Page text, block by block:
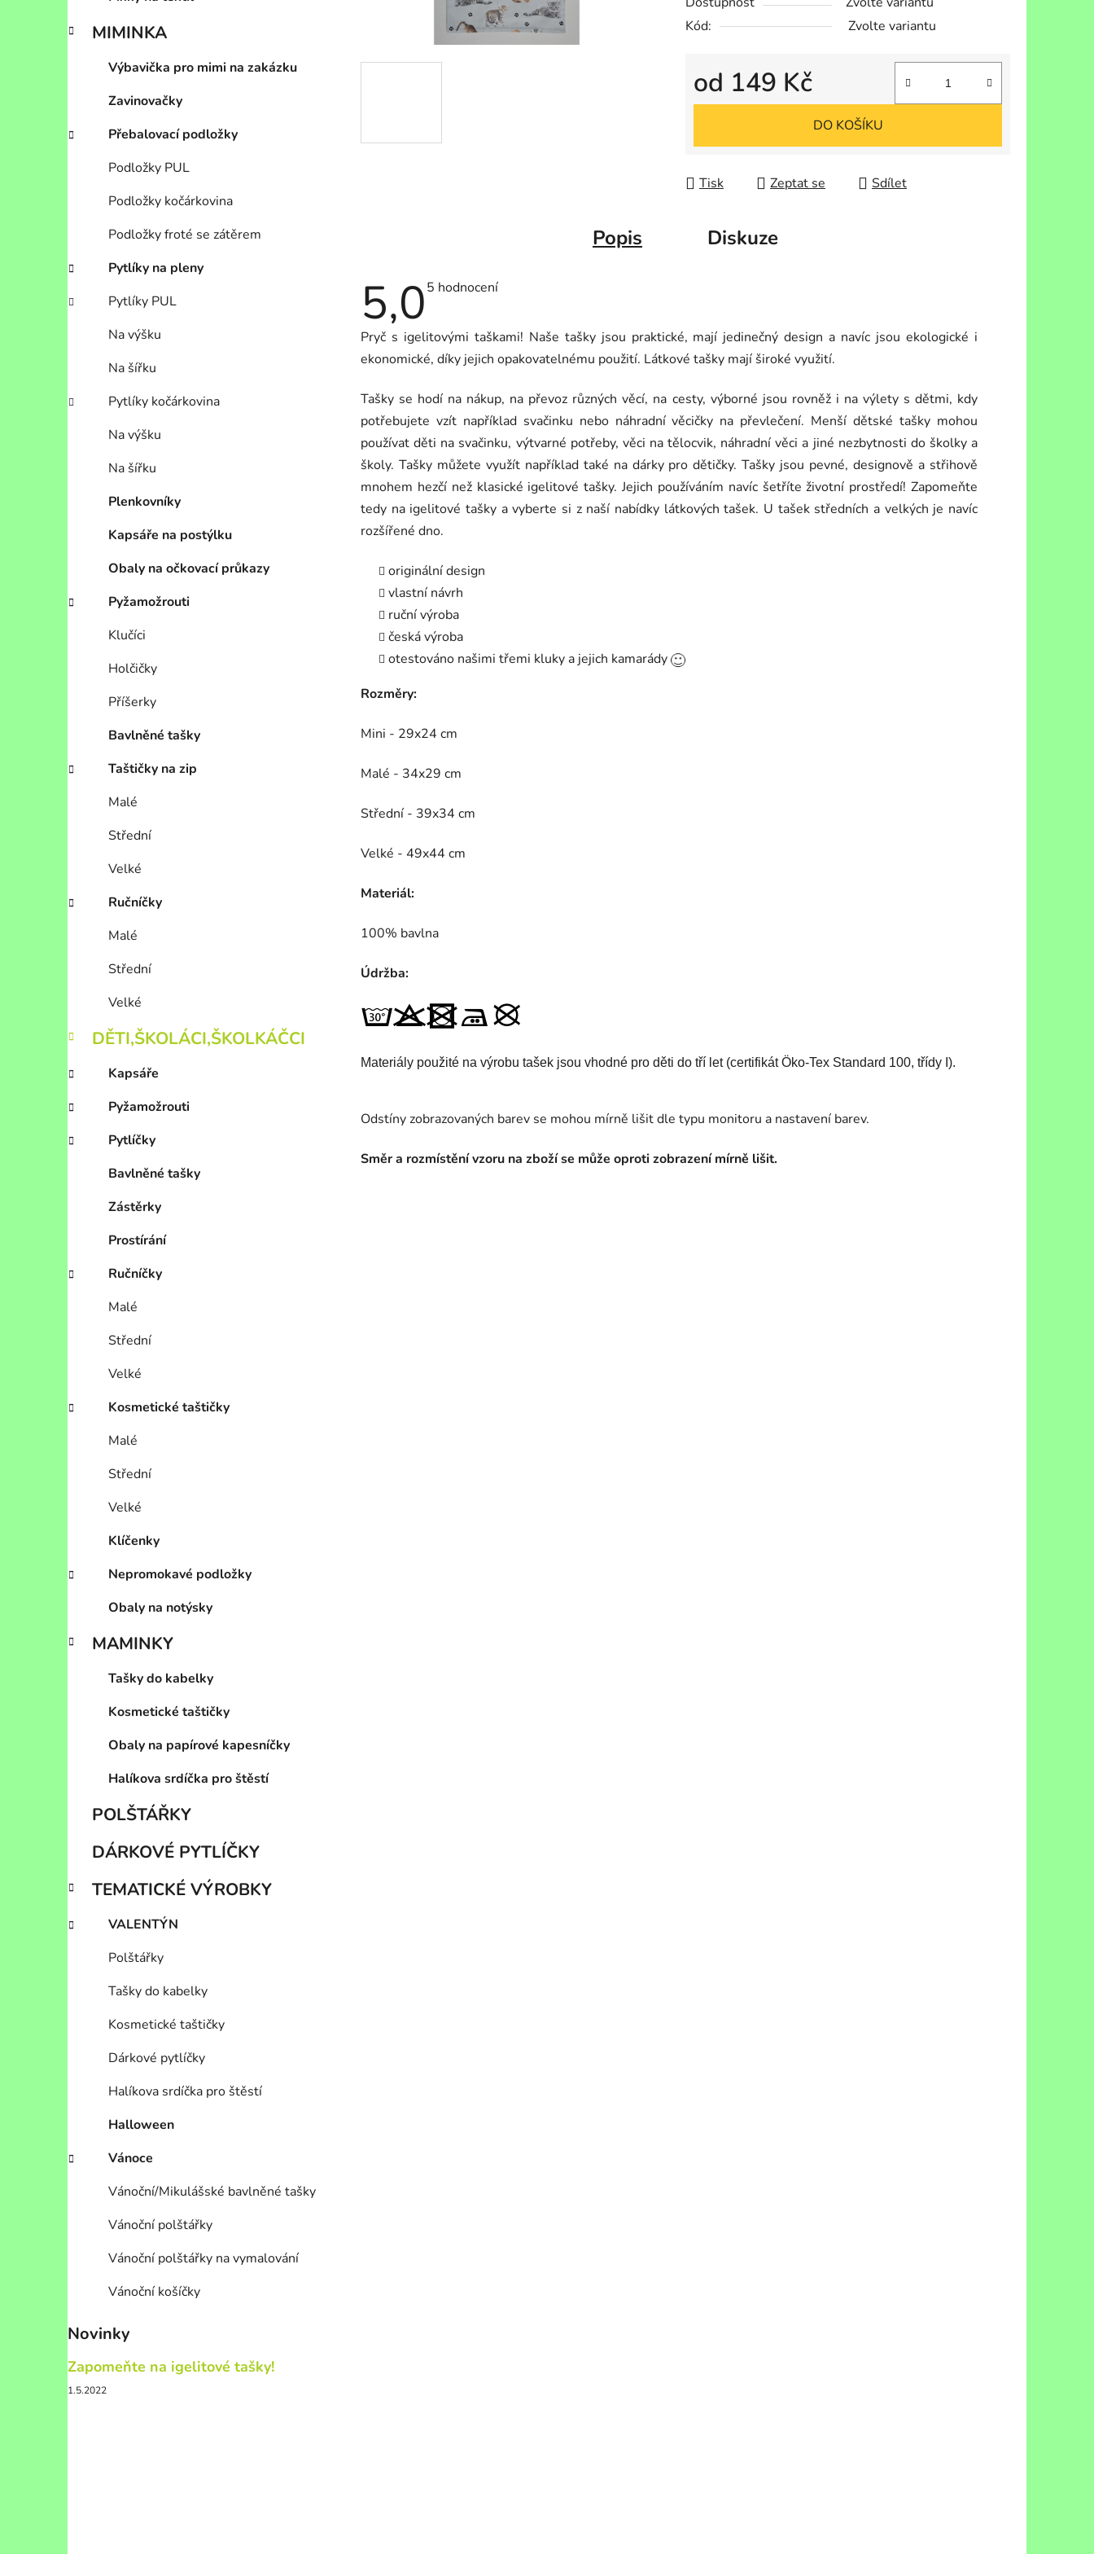
a
MIMINKA
Výbavička pro mimi na zakázku
Zavinovačky
Přebalovací podložky
Podložky PUL
Podložky kočárkovina
Podložky froté se zátěrem
Pytlíky na pleny
Pytlíky PUL
Na výšku
Na šířku
Pytlíky kočárkovina
Na výšku
Na šířku
Plenkovníky
Kapsáře na postýlku
Obaly na očkovací průkazy
Pyžamožrouti
Klučíci
Holčičky
Příšerky
Bavlněné tašky
Taštičky na zip
Malé
Střední
Velké
Ručníčky
Malé
Střední
Velké
DĚTI,ŠKOLÁCI,ŠKOLKÁČCI
Kapsáře
Pyžamožrouti
Pytlíčky
Bavlněné tašky
Zástěrky
Prostírání
Ručníčky
Malé
Střední
Velké
Kosmetické taštičky
Malé
Střední
Velké
Klíčenky
Nepromokavé podložky
Obaly na notýsky
MAMINKY
Tašky do kabelky
Kosmetické taštičky
Obaly na papírové kapesníčky
Halíkova srdíčka pro štěstí
POLŠTÁŘKY
DÁRKOVÉ PYTLÍČKY
TEMATICKÉ VÝROBKY
VALENTÝN
Polštářky
Tašky do kabelky
Kosmetické taštičky
Dárkové pytlíčky
Halíkova srdíčka pro štěstí
Halloween
Vánoce
Vánoční/Mikulášské bavlněné tašky
Vánoční polštářky
Vánoční polštářky na vymalování
Vánoční košíčky
Novinky
Zapomeňte na igelitové tašky!
1.5.2022
hvězdiček.
Kód:
Zvolte variantu
od 149 Kč
Měrná cena:
DO KOŠÍKU
Tisk Zeptat se Sdílet
Popis Diskuze
5,0Průměrné
5,0
z
5
5 hodnocení
Pryč s igelitovými taškami! Naše tašky jsou praktické, mají jedinečný design a navíc jsou ekologické i
ekonomické, díky jejich opakovatelnému použití. Látkové tašky mají široké využití.
Tašky se hodí na nákup, na převoz různých věcí, na cesty, výborné jsou rovněž i na výlety s dětmi, kdy
potřebujete vzít například svačinku nebo náhradní věcičky na převlečení. Menší dětské tašky mohou
používat děti na svačinku, výtvarné potřeby, věci na tělocvik, náhradní věci a jiné nezbytnosti do školky a
školy. Tašky můžete využít například také na dárky pro dětičky. Tašky jsou pevné, designově a střihově
mnohem hezčí než klasické igelitové tašky. Jejich používáním navíc šetříte životní prostředí! Zapomeňte
tedy na igelitové tašky a vyberte si z naší nabídky látkových tašek. U tašek středních a velkých je navíc
rozšířené dno.
originální design
vlastní návrh
ruční výroba
česká výroba
otestováno našimi třemi kluky a jejich kamarády
Rozměry:
Mini - 29x24 cm
Malé - 34x29 cm
Střední - 39x34 cm
Velké - 49x44 cm
Materiál:
100% bavlna
Údržba:
Materiály použité na výrobu tašek jsou vhodné pro děti do tří let (certifikát Öko-Tex Standard 100, třídy I).
Odstíny zobrazovaných barev se mohou mírně lišit dle typu monitoru a nastavení barev.
Směr a rozmístění vzoru na zboží se může oproti zobrazení mírně lišit.